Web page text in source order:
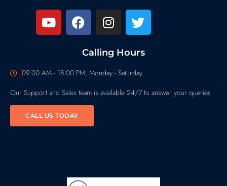
Calling Hours
09.00 AM - 18.00 PM, Monday - Saturday
Our Support and Sales team is available 24/7 to answer your queries
CALL US TODAY